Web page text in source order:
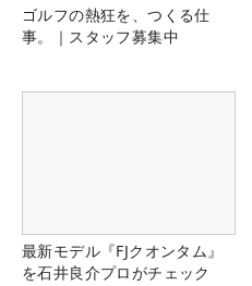
ゴルフの熱狂を、つくる仕
事。｜スタッフ募集中
最新モデル『FJクオンタム』
を石井良介プロがチェック